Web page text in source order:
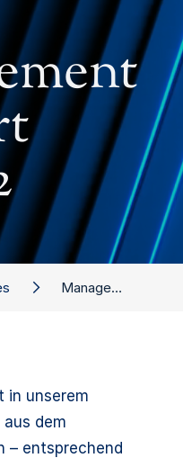
in unserem
dem
– entsprechend
Management Support 02/2022